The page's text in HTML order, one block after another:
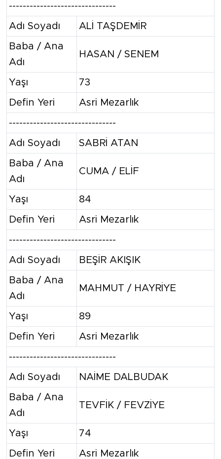
-------------------------------
Adı Soyadı ALİ TAŞDEMİR
Baba / Ana
Adı
HASAN / SENEM
Yaşı 73
Defin Yeri Asri Mezarlık
-------------------------------
Adı Soyadı SABRİ ATAN
Baba / Ana
Adı
CUMA / ELİF
Yaşı 84
Defin Yeri Asri Mezarlık
-------------------------------
Adı Soyadı BEŞİR AKIŞIK
Baba / Ana
Adı
MAHMUT / HAYRİYE
Yaşı 89
Defin Yeri Asri Mezarlık
-------------------------------
Adı Soyadı NAİME DALBUDAK
Baba / Ana
Adı
TEVFİK / FEVZİYE
Yaşı 74
Defin Yeri Asri Mezarlık